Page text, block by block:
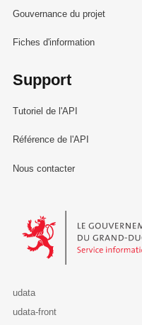
Gouvernance du projet
Fiches d'information
Support
Tutoriel de l'API
Référence de l'API
Nous contacter
Le Gouvernement du
udata
udata-front